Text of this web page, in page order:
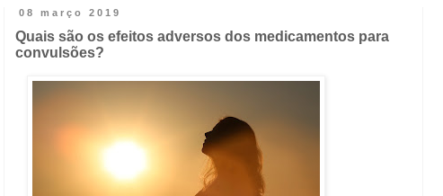
08 março 2019
Quais são os efeitos adversos dos medicamentos para
convulsões?